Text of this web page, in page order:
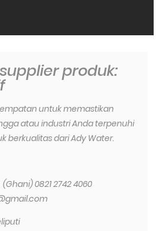
produk:
untuk memastikan
atau industri Anda terpenuhi
berkualitas dari Ady Water.
0821 2742 4060